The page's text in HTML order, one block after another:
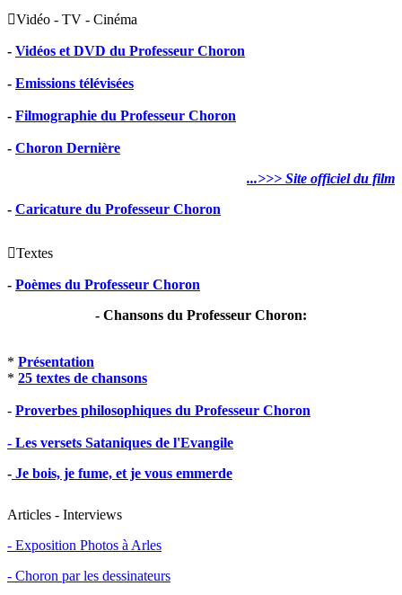
Vidéo - TV - Cinéma
- Vidéos et DVD du Professeur Choron
- Emissions télévisées
- Filmographie du Professeur Choron
- Choron Dernière
...>>> Site officiel du film
- Caricature du Professeur Choron
Textes
- Poèmes du Professeur Choron
- Chansons du Professeur Choron:
* Présentation
* 25 textes de chansons
- Proverbes philosophiques du Professeur Choron
- Les versets Sataniques de l'Evangile
- Je bois, je fume, et je vous emmerde
Articles - Interviews
- Exposition Photos à Arles
- Choron par les dessinateurs